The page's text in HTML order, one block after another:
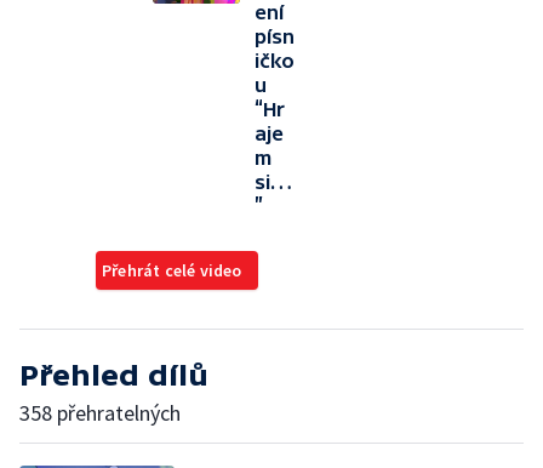
ení
písn
ičko
u
“Hr
aje
m
si…
”
Přehrát celé video
Přehled dílů
358 přehratelných